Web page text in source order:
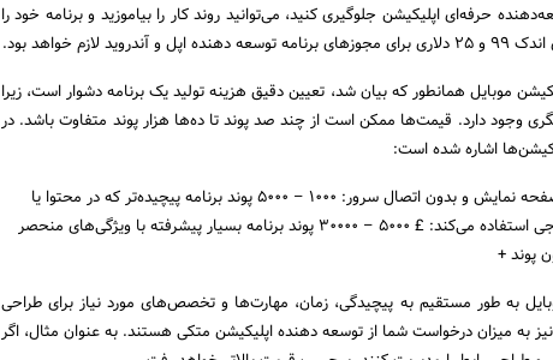
حرفه‌ای اپلیکیشن جلوگیری کنید‌، می‌توانید روند کار را بیاموزید و برنامه خود را
لازم خواهد بود.
موبایل همانطور که بیان شد، تعیین دقیق هزینه تولید یک برنامه دشوار است، زیرا
وجود دارد. قیمت‌ها ممکن است از چند صد پوند تا ده‌ها هزار پوند متفاوت باشد. در
اشاره شده است:
برنامه بسیار ساده با چند صفحه نمایش و بدون اتصال سرور: 1000 – 5000 پوند برنامه پیچیده‌تر که در محتوا یا
داده‌ها از یک وب سرور خارجی استفاده می‌کند: £ 5000 – 30000 پوند برنامه بسیار پیشرفته با ویژگی‌های منحصر
به طور مستقیم به پیچیدگی، زمان، مهارت‌ها و تخصص‌های مورد نیاز برای طراحی
به میزان درخواست شما از توسعه دهنده اپلیکیشن متکی هستند. به عنوان مثال، اگر